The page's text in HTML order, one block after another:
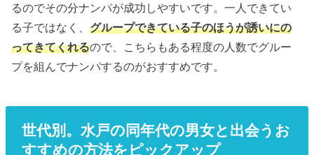
るのでその分ナンパが成功しやすいです。一人できてい
る子ではなく、グループできている子のほうが誘いにの
ってきてくれるので、こちらもある程度の人数でグルー
プを組んでナンパするのがおすすめです。
世代別。水戸の同年代の男女と出会うお
すすめの方法をピックアップ